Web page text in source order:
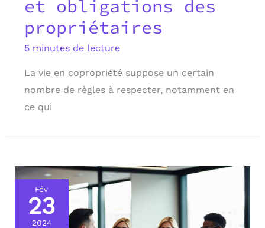
et obligations des
propriétaires
5 minutes de lecture
La vie en copropriété suppose un certain
nombre de règles à respecter, notamment en
ce qui
Fév
23
2024